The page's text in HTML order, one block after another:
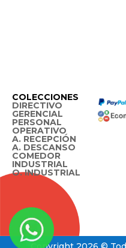
COLECCIONES
DIRECTIVO
GERENCIAL
PERSONAL
OPERATIVO
A. RECEPCIÓN
A. DESCANSO
COMEDOR
INDUSTRIAL
O. INDUSTRIAL